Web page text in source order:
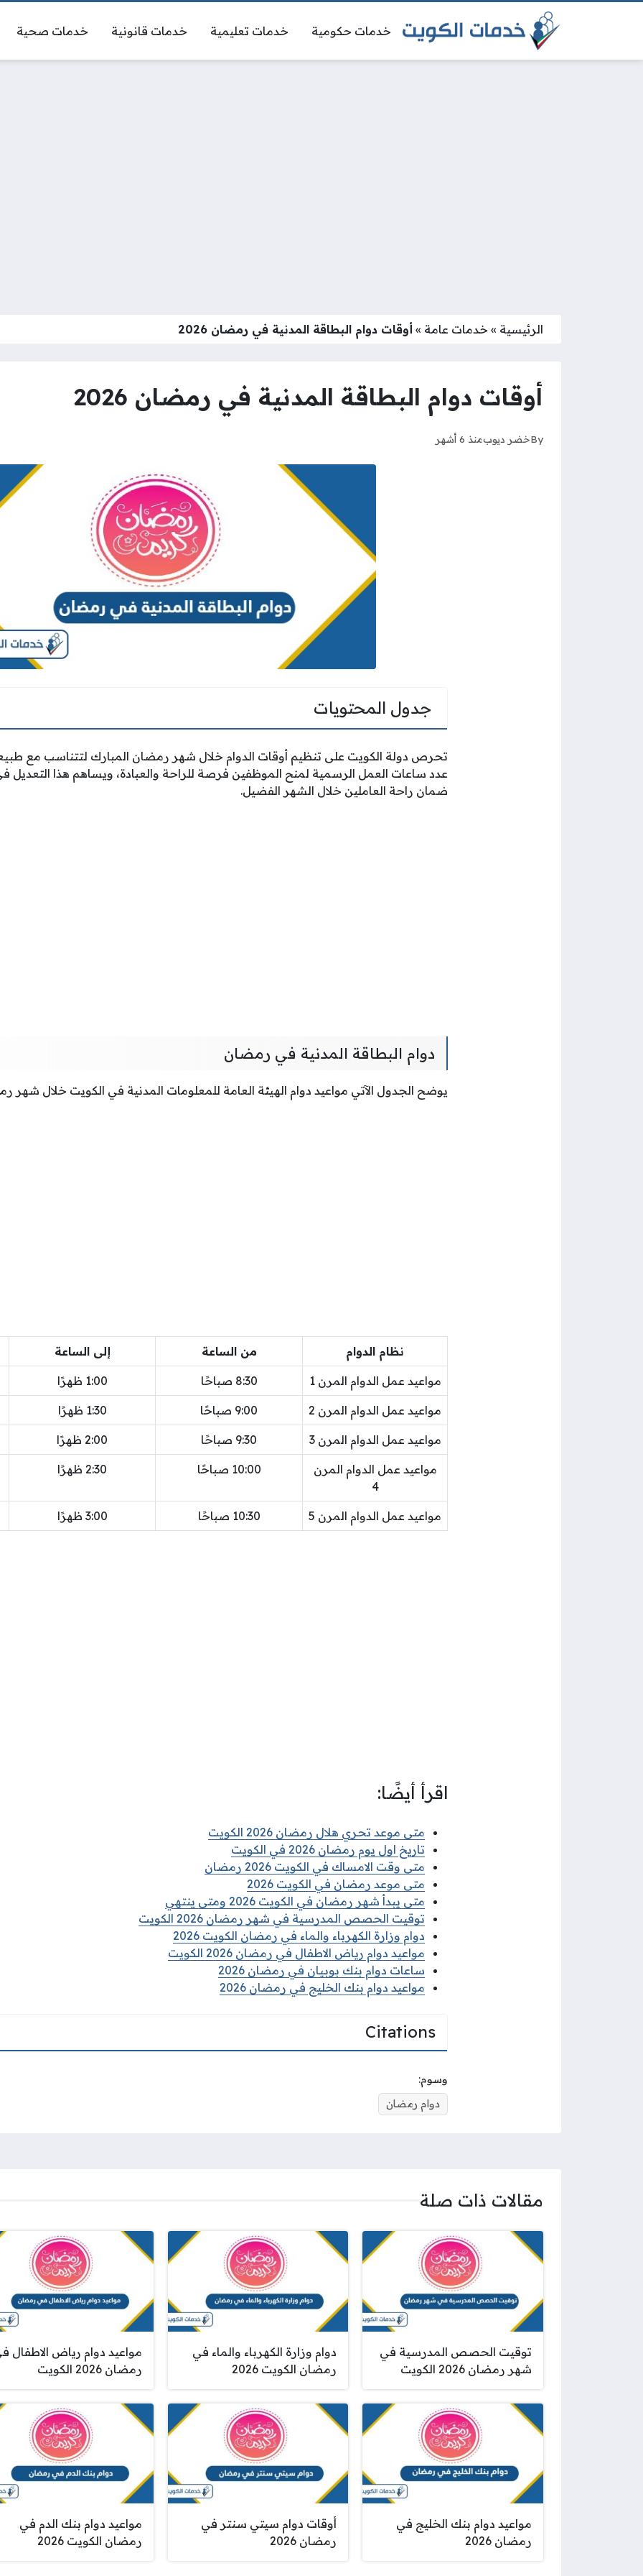
خدمات حكومية خدمات تعليمية خدمات قانونية خدمات صحية
الرئيسية » خدمات عامة » أوقات دوام البطاقة المدنية في رمضان 2026
أوقات دوام البطاقة المدنية في رمضان 2026
Byخضر ديوبمنذ 6 أشهر
جدول المحتويات
تحرص دولة الكويت على تنظيم أوقات الدوام خلال شهر رمضان المبارك لتتناسب مع طبيعة
عدد ساعات العمل الرسمية لمنح الموظفين فرصة للراحة والعبادة، ويساهم هذا التعديل
ضمان راحة العاملين خلال الشهر الفضيل.
دوام البطاقة المدنية في رمضان
يوضح الجدول الآتي مواعيد دوام الهيئة العامة للمعلومات المدنية في الكويت خلال شهر
نظام الدوام من الساعة إلى الساعة
مواعيد عمل الدوام المرن 1 8:30 صباحًا 1:00 ظهرًا
مواعيد عمل الدوام المرن 2 9:00 صباحًا 1:30 ظهرًا
مواعيد عمل الدوام المرن 3 9:30 صباحًا 2:00 ظهرًا
مواعيد عمل الدوام المرن
4
10:00 صباحًا 2:30 ظهرًا
مواعيد عمل الدوام المرن 5 10:30 صباحًا 3:00 ظهرًا
اقرأ أيضًا:
متى موعد تحري هلال رمضان 2026 الكويت
تاريخ اول يوم رمضان 2026 في الكويت
متى وقت الامساك في الكويت 2026 رمضان
متى موعد رمضان في الكويت 2026
متى يبدأ شهر رمضان في الكويت 2026 ومتى ينتهي
توقيت الحصص المدرسية في شهر رمضان 2026 الكويت
دوام وزارة الكهرباء والماء في رمضان الكويت 2026
مواعيد دوام رياض الاطفال في رمضان 2026 الكويت
ساعات دوام بنك بوبيان في رمضان 2026
مواعيد دوام بنك الخليج في رمضان 2026
Citations
وسوم:
دوام رمضان
مقالات ذات صلة
توقيت الحصص المدرسية في
شهر رمضان 2026 الكويت
دوام وزارة الكهرباء والماء في
رمضان الكويت 2026
مواعيد دوام رياض الاطفال
رمضان 2026 الكويت
مواعيد دوام بنك الخليج في
رمضان 2026
أوقات دوام سيتي سنتر في
رمضان 2026
مواعيد دوام بنك الدم في
رمضان الكويت 2026